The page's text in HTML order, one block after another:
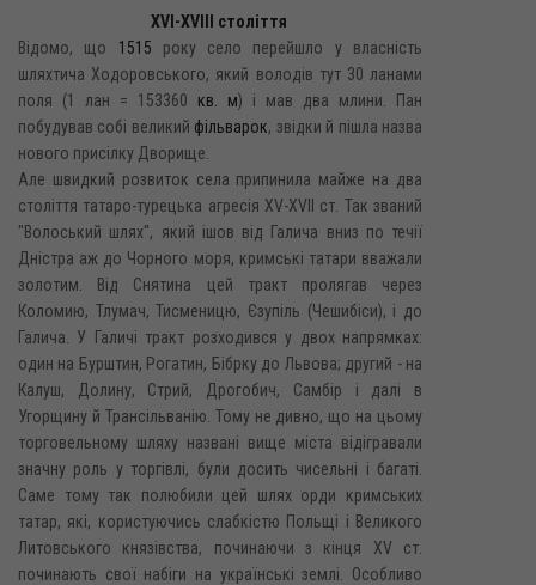
XVI-XVIII століття
Відомо, що 1515 року село перейшло у власність
шляхтича Ходоровського, який володів тут 30 ланами
поля (1 лан = 153360 кв. м) і мав два млини. Пан
побудував собі великий фільварок, звідки й пішла назва
нового присілку Дворище.
Але швидкий розвиток села припинила майже на два
століття татаро-турецька агресія XV-XVII ст. Так званий
"Волоський шлях", який ішов від Галича вниз по течії
Дністра аж до Чорного моря, кримські татари вважали
золотим. Від Снятина цей тракт пролягав через
Коломию, Тлумач, Тисменицю, Єзупіль (Чешибіси), і до
Галича. У Галичі тракт розходився у двох напрямках:
один на Бурштин, Рогатин, Бібрку до Львова; другий - на
Калуш, Долину, Стрий, Дрогобич, Самбір і далі в
Угорщину й Трансільванію. Тому не дивно, що на цьому
торговельному шляху названі вище міста відігравали
значну роль у торгівлі, були досить чисельні і багаті.
Саме тому так полюбили цей шлях орди кримських
татар, які, користуючись слабкістю Польщі і Великого
Литовського князівства, починаючи з кінця XV ст.
починають свої набіги на українські землі. Особливо